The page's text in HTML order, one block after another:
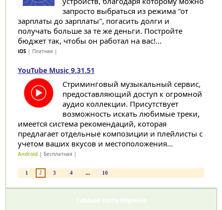
запросто выбраться из режима "от
зарплаты до зарплаты", погасить долги и
получать больше за те же деньги. Постройте
бюджет так, чтобы он работал на вас!...
iOS | Платная |
YouTube Music 9.31.51
Стриминговый музыкальный сервис,
предоставляющий доступ к огромной
аудио коллекции. Присутствует
возможность искать любимые треки,
имеется система рекомендаций, которая
предлагает отдельные композиции и плейлисты с
учетом ваших вкусов и местоположения...
Android| Бесплатная |
1 2 3 4 ... 10
Самые популярные